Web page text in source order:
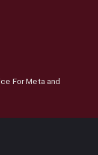
For Meta and